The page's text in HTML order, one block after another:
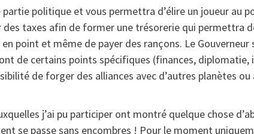
partie politique et vous permettra d’élire un joueur au
des taxes afin de former une trésorerie qui permettra
en point et même de payer des rançons. Le
de certains points spécifiques (finances,
de forger des alliances avec d’autres planètes
j’ai pu participer ont montré quelque chose
se passe sans encombres ! Pour le moment